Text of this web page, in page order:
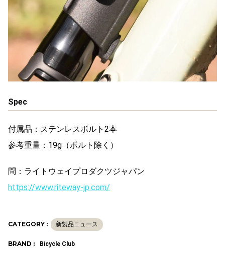
Spec
付属品：ステンレスボルト2本
参考重量：19g（ボルト除く）
問：ライトウェイプロダクツジャパン
https://www.riteway-jp.com/
CATEGORY : 新製品ニュース
BRAND : Bicycle Club